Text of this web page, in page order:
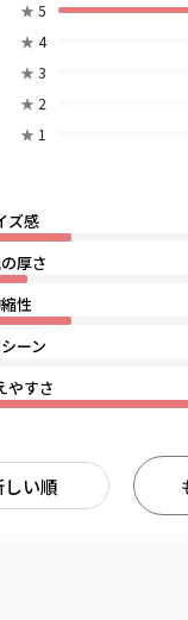
★ 5
★ 4
★ 3
★ 2
★ 1
ズ感
厚さ
性
ーン
やすさ
い順